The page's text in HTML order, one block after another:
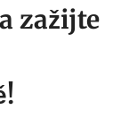
zažijte